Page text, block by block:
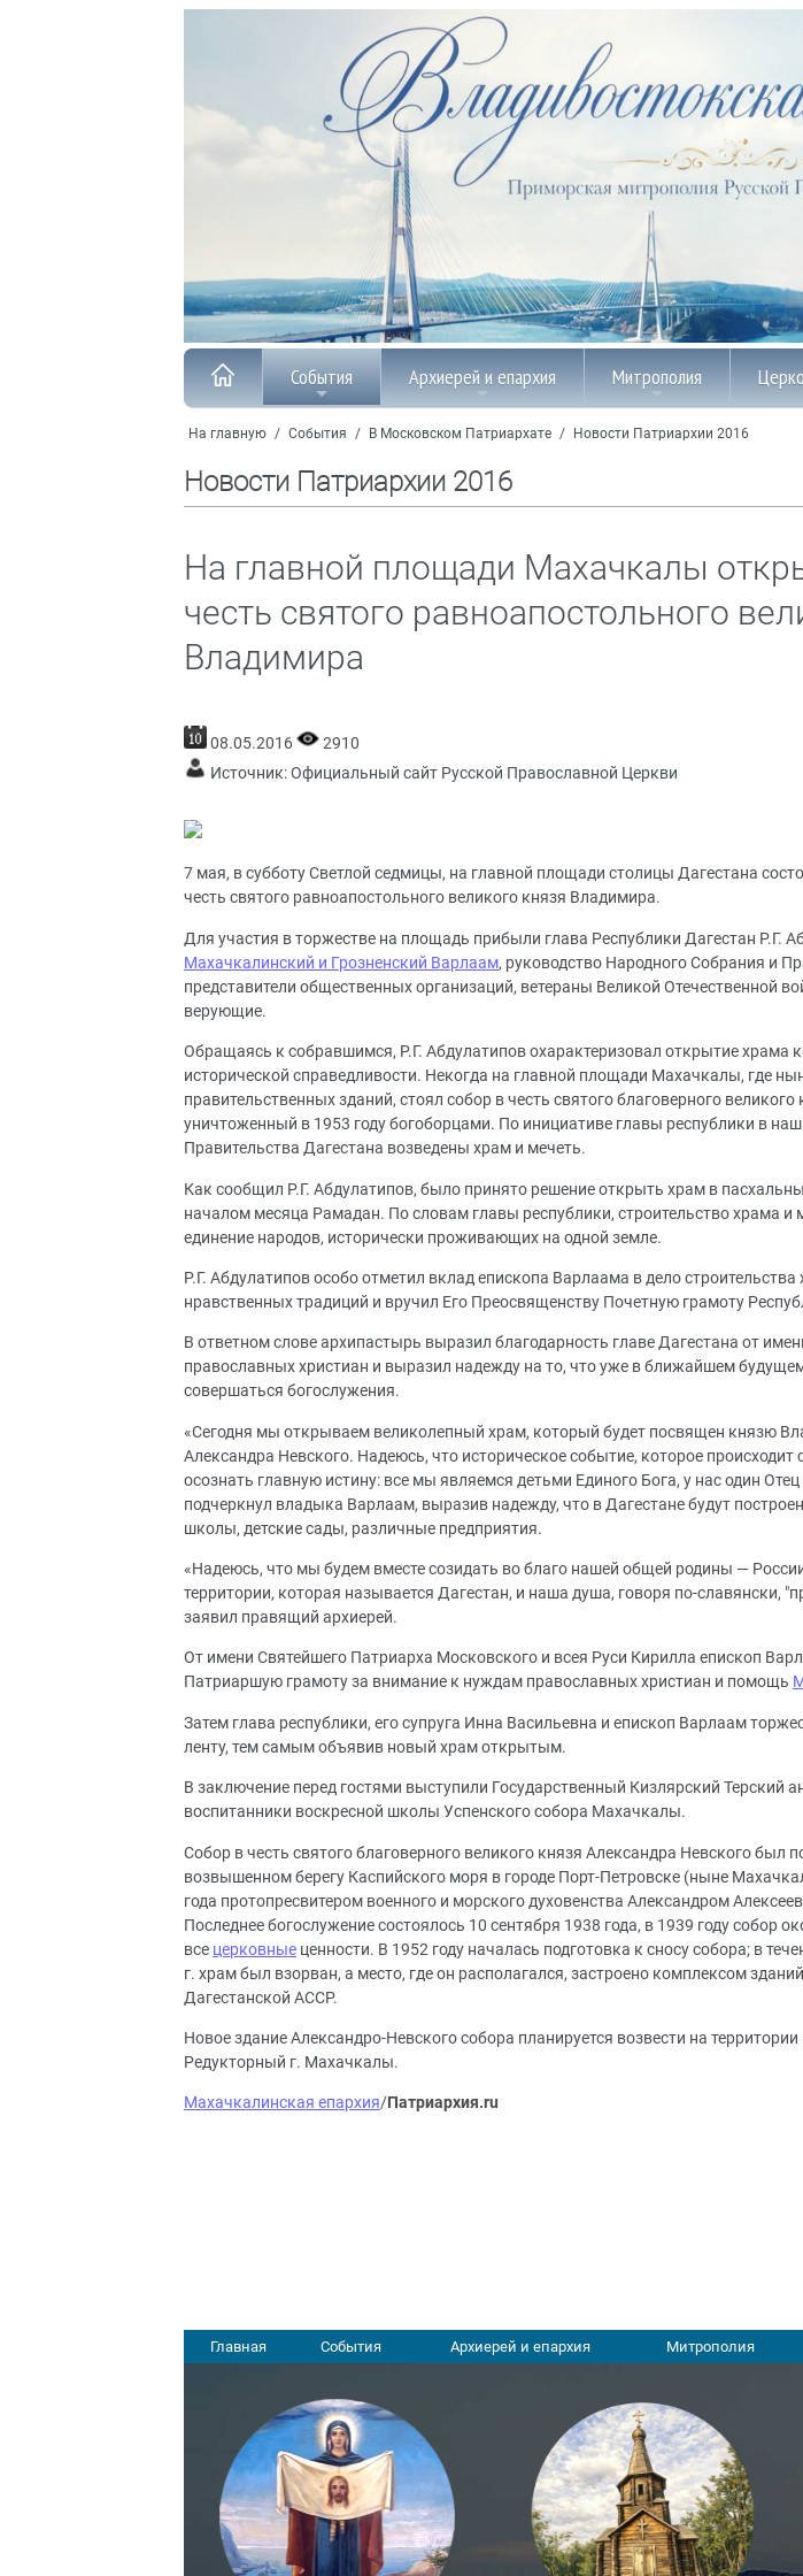
События Архиерей и епархия Митрополия
На главную / События / В Московском Патриархате / Новости Патриархии 2016
Новости Патриархии 2016
На главной площади Махачкалы
честь святого равноапостольного
Владимира
08.05.2016
2910
Источник:Официальный сайт Русской Православной Церкви
7 мая, в субботу Светлой седмицы, на главной площади столицы Дагестана
честь святого равноапостольного великого князя Владимира.
Для участия в торжестве на площадь прибыли глава Республики Дагестан Р.Г.
Махачкалинский и Грозненский Варлаам, руководство Народного Собрания и
представители общественных организаций, ветераны Великой Отечественной
верующие.
Обращаясь к собравшимся, Р.Г. Абдулатипов охарактеризовал открытие храма
исторической справедливости. Некогда на главной площади Махачкалы, где
правительственных зданий, стоял собор в честь святого благоверного
уничтоженный в 1953 году богоборцами. По инициативе главы республики в
Правительства Дагестана возведены храм и мечеть.
Как сообщил Р.Г. Абдулатипов, было принято решение открыть храм в
началом месяца Рамадан. По словам главы республики, строительство храма и
единение народов, исторически проживающих на одной земле.
Р.Г. Абдулатипов особо отметил вклад епископа Варлаама в дело
нравственных традиций и вручил Его Преосвященству Почетную грамоту
В ответном слове архипастырь выразил благодарность главе Дагестана от
православных христиан и выразил надежду на то, что уже в ближайшем
совершаться богослужения.
«Сегодня мы открываем великолепный храм, который будет посвящен князю
Александра Невского. Надеюсь, что историческое событие, которое происходит
осознать главную истину: все мы являемся детьми Единого Бога, у нас один
подчеркнул владыка Варлаам, выразив надежду, что в Дагестане будут
школы, детские сады, различные предприятия.
«Надеюсь, что мы будем вместе созидать во благо нашей общей родины —
территории, которая называется Дагестан, и наша душа, говоря по-славянски,
заявил правящий архиерей.
От имени Святейшего Патриарха Московского и всея Руси Кирилла епископ
Патриаршую грамоту за внимание к нуждам православных христиан и помощь
Затем глава республики, его супруга Инна Васильевна и епископ Варлаам
ленту, тем самым объявив новый храм открытым.
В заключение перед гостями выступили Государственный Кизлярский Терский
воспитанники воскресной школы Успенского собора Махачкалы.
Собор в честь святого благоверного великого князя Александра Невского был
возвышенном берегу Каспийского моря в городе Порт-Петровске (ныне
года протопресвитером военного и морского духовенства Александром
Последнее богослужение состоялось 10 сентября 1938 года, в 1939 году собор
все церковные ценности. В 1952 году началась подготовка к сносу собора; в
г. храм был взорван, а место, где он располагался, застроено комплексом
Дагестанской АССР.
Новое здание Александро-Невского собора планируется возвести на
Редукторный г. Махачкалы.
Махачкалинская епархия/Патриархия.ru
Главная События Архиерей и епархия Митрополия